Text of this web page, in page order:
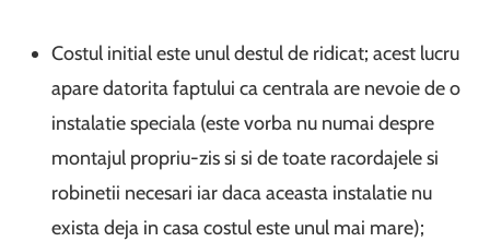
Costul initial este unul destul de ridicat; acest lucru
apare datorita faptului ca centrala are nevoie de o
instalatie speciala (este vorba nu numai despre
montajul propriu-zis si si de toate racordajele si
robinetii necesari iar daca aceasta instalatie nu
exista deja in casa costul este unul mai mare);